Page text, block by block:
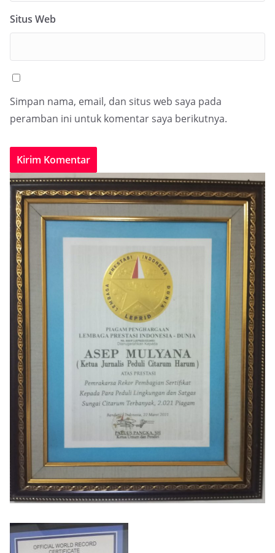
Situs Web
Simpan nama, email, dan situs web saya pada
peramban ini untuk komentar saya berikutnya.